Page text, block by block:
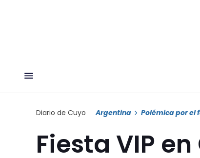
Diario de Cuyo Argentina Polémica por el
Fiesta VIP